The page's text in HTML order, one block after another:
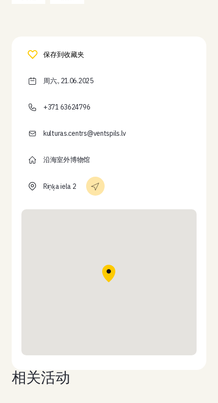
保存到收藏夹
周六., 21.06.2025
+371 63624796
kulturas.centrs@ventspils.lv
沿海室外博物馆
Riņķa iela 2
相关活动